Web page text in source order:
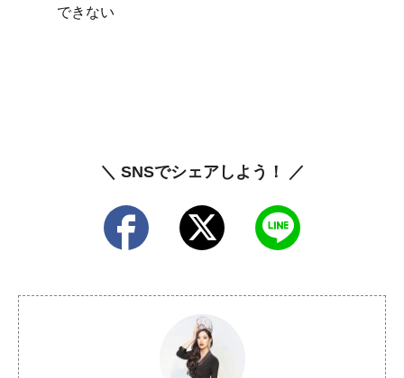
できない
＼ SNSでシェアしよう！ ／